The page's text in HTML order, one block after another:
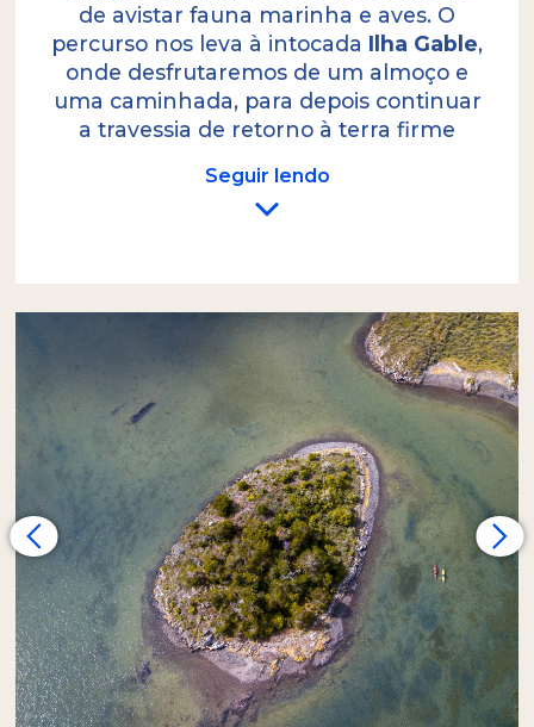
de avistar fauna marinha e aves. O
percurso nos leva à intocada Ilha Gable,
onde desfrutaremos de um almoço e
uma caminhada, para depois continuar
a travessia de retorno à terra firme
Seguir lendo
Remar de caiaque pelas águas do Canal
Beagle oferece uma sensação de liberdade e
distanciamento da civilização que nos
transporta à época em que os habitantes
originais desta região, os Yámana, habitavam e
navegavam este lugar remoto do planeta.
Durante a travessia, há uma excelente
possibilidade de avistamento de fauna
marinha e aves.
A aventura começa com o traslado terrestre
até a costa do Canal Beagle, nas proximidades
da Estância Harberton, onde recebemos uma
palestra de segurança, técnica e o
equipamento necessário. Uma vez prontos,
começamos a remar mar adentro. O rumo
varia de acordo com as condições climáticas e